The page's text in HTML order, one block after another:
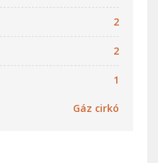
2
2
1
Gáz cirkó